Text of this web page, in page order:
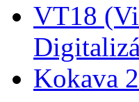
VT18
Kokava